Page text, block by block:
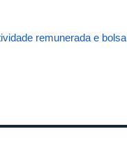
remunerada e bolsa